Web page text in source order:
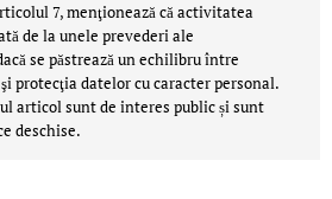
7, menţionează că activitatea
de la unele prevederi ale
se păstrează un echilibru între
protecţia datelor cu caracter personal.
articol sunt de interes public și sunt
deschise.